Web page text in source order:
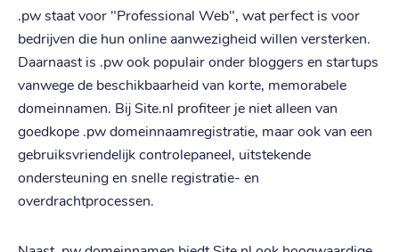
.pw staat voor "Professional Web", wat perfect is voor
bedrijven die hun online aanwezigheid willen versterken.
Daarnaast is .pw ook populair onder bloggers en startups
vanwege de beschikbaarheid van korte, memorabele
domeinnamen. Bij Site.nl profiteer je niet alleen van
goedkope .pw domeinnaamregistratie, maar ook van een
gebruiksvriendelijk controlepaneel, uitstekende
ondersteuning en snelle registratie- en
overdrachtprocessen.